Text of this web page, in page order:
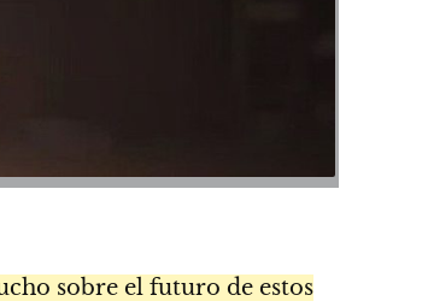
sobre el futuro de estos